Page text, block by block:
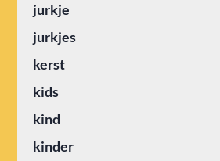
jurkje
jurkjes
kerst
kids
kind
kinder